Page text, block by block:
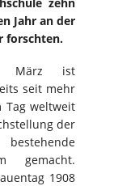
Jahr an der
forschten.
ist
seit mehr
Tag weltweit
der
gemacht.
1908